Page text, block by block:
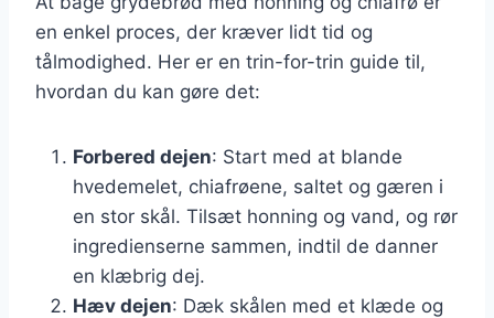
en enkel proces, der kræver lidt tid og
tålmodighed. Her er en trin-for-trin guide til,
hvordan du kan gøre det:
Forbered dejen: Start med at blande
hvedemelet, chiafrøene, saltet og gæren i
en stor skål. Tilsæt honning og vand, og rør
ingredienserne sammen, indtil de danner
en klæbrig dej.
Hæv dejen: Dæk skålen med et klæde og